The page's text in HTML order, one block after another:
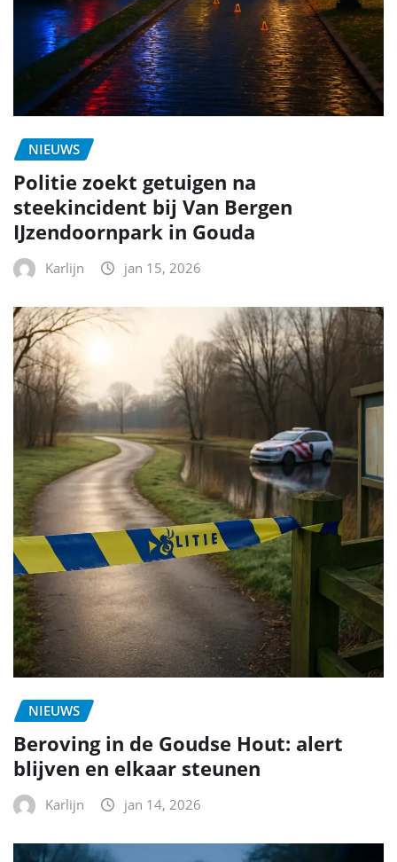
NIEUWS
Politie zoekt getuigen na
steekincident bij Van Bergen
IJzendoornpark in Gouda
Karlijn jan 15, 2026
NIEUWS
Beroving in de Goudse Hout: alert
blijven en elkaar steunen
Karlijn jan 14, 2026